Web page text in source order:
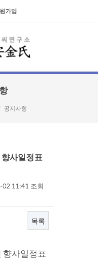
가입
공지사항
사일정표
02 11:41 조회
목록
향사일정표